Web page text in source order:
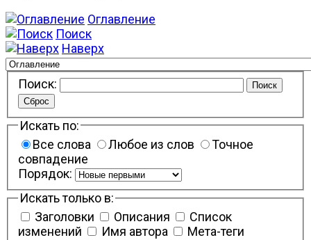
Оглавление
Поиск
Наверх
Поиск:
Поиск
Сброс
Искать по:
Все слова
Любое из слов
Точное
совпадение
Порядок:
Искать только в:
Заголовки
Описания
изменений
Имя автора
Мета-теги